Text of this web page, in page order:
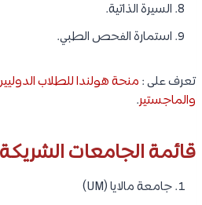
السيرة الذاتية.
استمارة الفحص الطبي.
تعرف على : منحة هولندا للطلاب
والماجستير.
قائمة الجامعات
جامعة مالايا (UM)